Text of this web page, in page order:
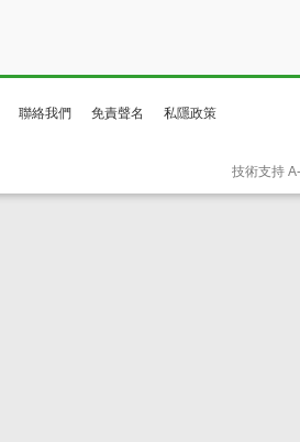
聯絡我們 免責聲名 私隱政策
技術支持